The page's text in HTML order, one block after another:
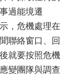
過能境遷
，危機處理在
聯絡窗口、回
就要按照危機
變團隊與調查